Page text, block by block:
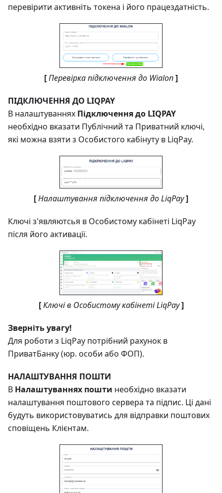
перевірити активніть токена і його працездатність.
[Перевірка підключення до Wialon]
ПІДКЛЮЧЕННЯ ДО LIQPAY
В налаштуваннях Підключення до LIQPAY
необхідно вказати Публічний та Приватний ключі,
які можна взяти з Особистого кабінуту в LiqPay.
[Налаштування підключення до LiqPay]
Ключі з'являютсья в Особистому кабінеті LiqPay
після його активації.
[ Ключі в Особистому кабінеті LiqPay ]
Зверніть увагу!
Для роботи з LiqPay потрібний рахунок в
ПриватБанку (юр. особи або ФОП).
НАЛАШТУВАННЯ ПОШТИ
В Налаштуваннях пошти необхідно вказати
налаштування поштового сервера та підпис. Ці дані
будуть використовуватись для відправки поштових
сповіщень Клієнтам.